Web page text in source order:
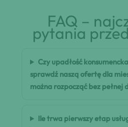
FAQ –
pytania
Czy upadłość
sprawdź naszą ofertę dla
można rozpocząć bez pełnej
Ile trwa pierwszy etap